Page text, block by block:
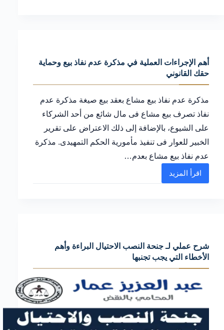
الإثبات:
الشروط
النقض
أهم الإجراءات العملية في مذكرة عدم نفاذ بيع وحماية
حقك القانوني
مذكرة عدم نفاذ بيع مشاع بعقد بيع صيغة مذكرة عدم
نفاذ تصرف بيع مشاع فى مال شائع من أحد الشركاء
على الشيوع، بالإضافة إلى ذلك الاعتراض على تقرير
الخبير للعوار فى تنفيذ مأمورية الحكم التمهيدى. مذكرة
عدم نفاذ بيع مشاع بعدم…
اقرأ المزيد
أهم
عدم
نفاذ
وحماية
حقك
القانوني
شرح عملي لـ جنحة النصب الاحتيال البراءة وأهم
الأخطاء التي يجب تجنبها